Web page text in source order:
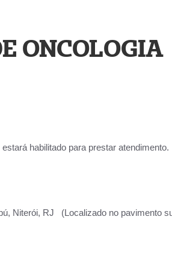
ONCOLOGIA
habilitado para prestar atendimento.
Niterói, RJ (Localizado no pavimento